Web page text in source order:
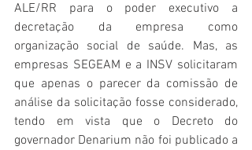
ALE/RR para o poder executivo a
decretação da empresa como
organização social de saúde. Mas, as
empresas SEGEAM e a INSV solicitaram
que apenas o parecer da comissão de
análise da solicitação fosse considerado,
tendo em vista que o Decreto do
governador Denarium não foi publicado a